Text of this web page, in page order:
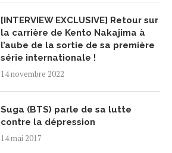
[INTERVIEW EXCLUSIVE] Retour sur
la carrière de Kento Nakajima à
l’aube de la sortie de sa première
série internationale !
14 novembre 2022
Suga (BTS) parle de sa lutte
contre la dépression
14 mai 2017